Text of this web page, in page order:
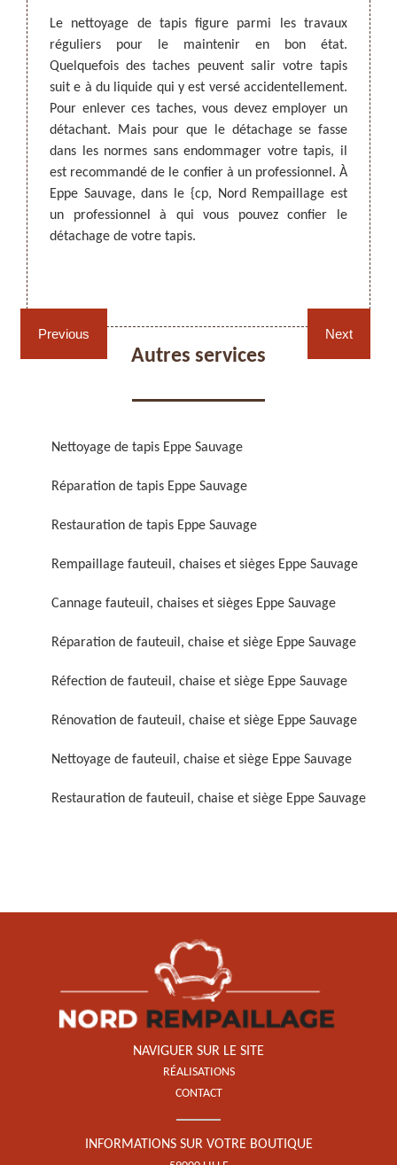
ARTISAN DEZITTER , REMPAILLAGE -
CANNAGE - RECOLLAGE, 59 NORD
chaises et sièges 59
Cannage fauteuil, chaises
et sièges 59
chaise et siège 59
chaise et siège 59
Rénovation de fauteuil,
Nettoyage de fauteuil,
Previous
un
Nord
il
sera
de
votre
!
Le nettoyage de tapis figure parmi les travaux
réguliers pour le maintenir en bon état.
Quelquefois des taches peuvent salir votre tapis
suit e à du liquide qui y est versé accidentellement.
Pour enlever ces taches, vous devez employer un
détachant. Mais pour que le détachage se fasse
dans les normes sans endommager votre tapis, il
est recommandé de le confier à un professionnel. À
Eppe Sauvage, dans le {cp, Nord Rempaillage est
un professionnel à qui vous pouvez confier le
détachage de votre tapis.
Pour
Vous
soit
le
et
Next
Autres services
Nettoyage de tapis Eppe Sauvage
Réparation de tapis Eppe Sauvage
Restauration de tapis Eppe Sauvage
Rempaillage fauteuil, chaises et sièges Eppe Sauvage
Cannage fauteuil, chaises et sièges Eppe Sauvage
Réparation de fauteuil, chaise et siège Eppe Sauvage
Réfection de fauteuil, chaise et siège Eppe Sauvage
Rénovation de fauteuil, chaise et siège Eppe Sauvage
Nettoyage de fauteuil, chaise et siège Eppe Sauvage
Restauration de fauteuil, chaise et siège Eppe Sauvage
NAVIGUER SUR LE SITE
RÉALISATIONS
CONTACT
INFORMATIONS SUR VOTRE BOUTIQUE